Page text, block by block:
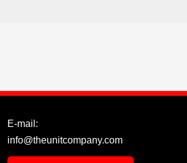
E-mail:
info@theunitcompany.com